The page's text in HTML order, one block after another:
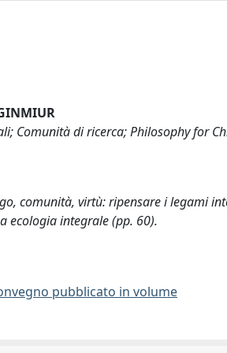
Comunità di ricerca; Philosophy for
comunità, virtù: ripensare i legami
ecologia integrale (pp. 60).
pubblicato in volume